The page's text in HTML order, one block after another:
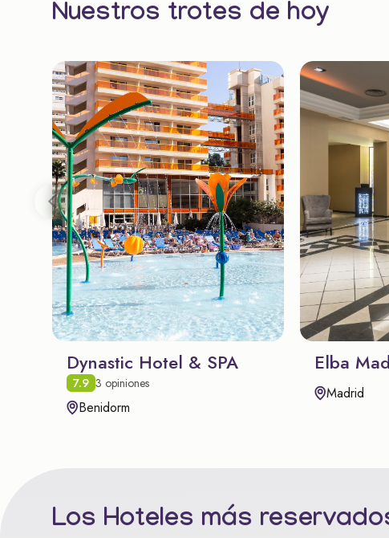
Nuestros trotes de hoy
Dynastic Hotel & SPA
7.9 3 opiniones
Benidorm
Elba
Madrid
Los Hoteles más